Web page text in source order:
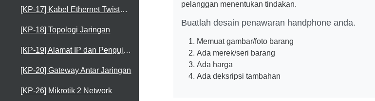
[KP-17] Kabel Ethernet Twisted Pair
[KP-18] Topologi Jaringan
[KP-19] Alamat IP dan Pengujian Koneksi
[KP-20] Gateway Antar Jaringan
[KP-26] Mikrotik 2 Network
pelanggan menentukan tindakan.
Buatlah desain penawaran handphone anda.
Memuat gambar/foto barang
Ada merek/seri barang
Ada harga
Ada deksripsi tambahan